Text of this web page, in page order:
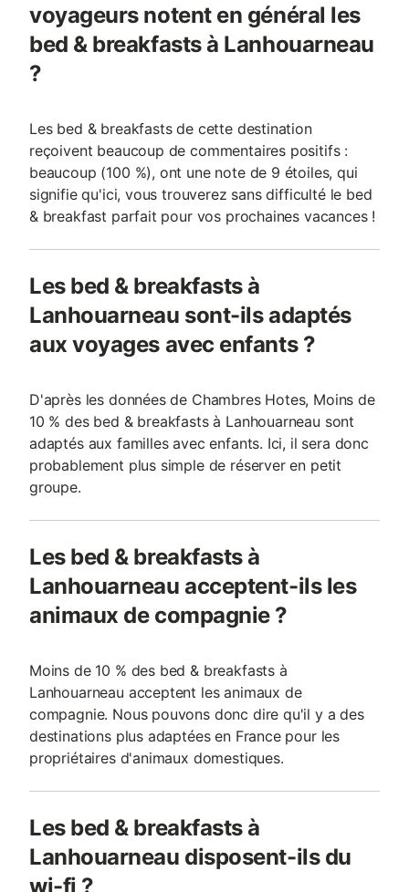
voyageurs notent en général les
bed & breakfasts à Lanhouarneau
?
Les bed & breakfasts de cette destination
reçoivent beaucoup de commentaires positifs :
beaucoup (100 %), ont une note de 9 étoiles, qui
signifie qu'ici, vous trouverez sans difficulté le bed
& breakfast parfait pour vos prochaines vacances !
Les bed & breakfasts à
Lanhouarneau sont-ils adaptés
aux voyages avec enfants ?
D'après les données de Chambres Hotes, Moins de
10 % des bed & breakfasts à Lanhouarneau sont
adaptés aux familles avec enfants. Ici, il sera donc
probablement plus simple de réserver en petit
groupe.
Les bed & breakfasts à
Lanhouarneau acceptent-ils les
animaux de compagnie ?
Moins de 10 % des bed & breakfasts à
Lanhouarneau acceptent les animaux de
compagnie. Nous pouvons donc dire qu'il y a des
destinations plus adaptées en France pour les
propriétaires d'animaux domestiques.
Les bed & breakfasts à
Lanhouarneau disposent-ils du
wi-fi ?